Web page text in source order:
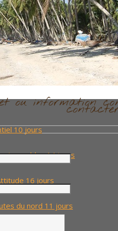
++
plages du Vietnam et du
10 jours
14 jours
16 jours
du nord 11 jours
ou information